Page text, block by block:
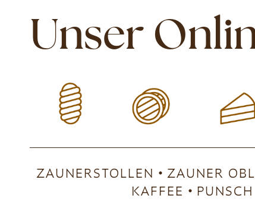
Unser
ZAUNERSTOLLEN ZAUNER
KAFFEE